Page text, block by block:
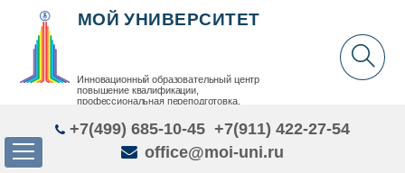
МОЙ УНИВЕРСИТЕТ
Инновационный образовательный центр
повышение квалификации,
профессиональная переподготовка,
+7(499) 685-10-45 +7(911) 422-27-54
office@moi-uni.ru